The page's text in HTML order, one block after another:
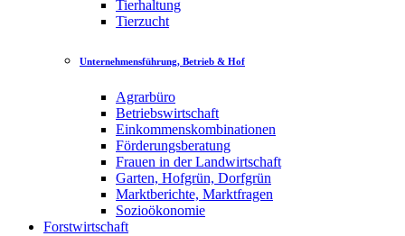
Tierhaltung
Tierzucht
Unternehmensführung, Betrieb & Hof
Agrarbüro
Betriebswirtschaft
Einkommenskombinationen
Förderungsberatung
Frauen in der Landwirtschaft
Garten, Hofgrün, Dorfgrün
Marktberichte, Marktfragen
Sozioökonomie
Forstwirtschaft